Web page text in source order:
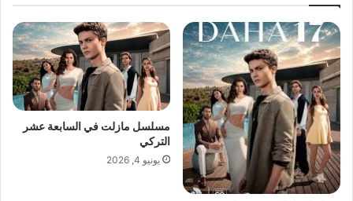
مسلسل مازلت في السابعة عشر
التركي
يونيو 4, 2026